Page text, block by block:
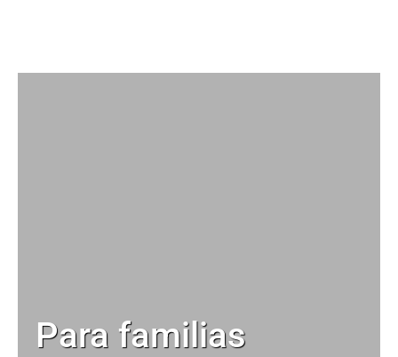
Para familias